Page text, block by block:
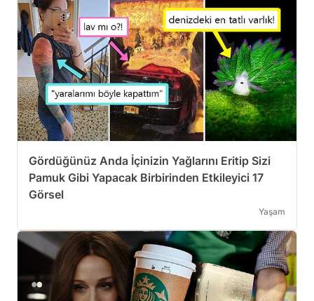
Gördüğünüz Anda İçinizin Yağlarını Eritip Sizi
Pamuk Gibi Yapacak Birbirinden Etkileyici 17
Görsel
Yaşam